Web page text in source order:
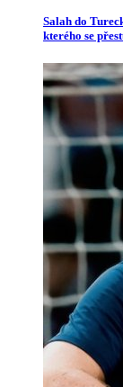
Salah do
kterého se